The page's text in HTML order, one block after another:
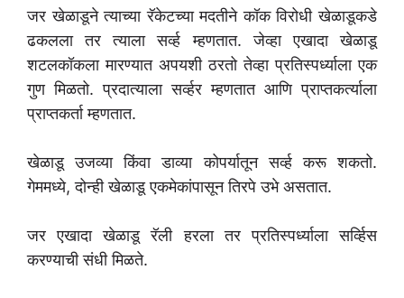
जर खेळाडूने त्याच्या रॅकेटच्या मदतीने कॉक विरोधी खेळाडूकडे
ढकलला तर त्याला सर्व्ह म्हणतात. जेव्हा एखादा खेळाडू
शटलकॉकला मारण्यात अपयशी ठरतो तेव्हा प्रतिस्पर्ध्याला एक
गुण मिळतो. प्रदात्याला सर्व्हर म्हणतात आणि प्राप्तकर्त्याला
प्राप्तकर्ता म्हणतात.
खेळाडू उजव्या किंवा डाव्या कोपर्यातून सर्व्ह करू शकतो.
गेममध्ये, दोन्ही खेळाडू एकमेकांपासून तिरपे उभे असतात.
जर एखादा खेळाडू रॅली हरला तर प्रतिस्पर्ध्याला सर्व्हिस
करण्याची संधी मिळते.